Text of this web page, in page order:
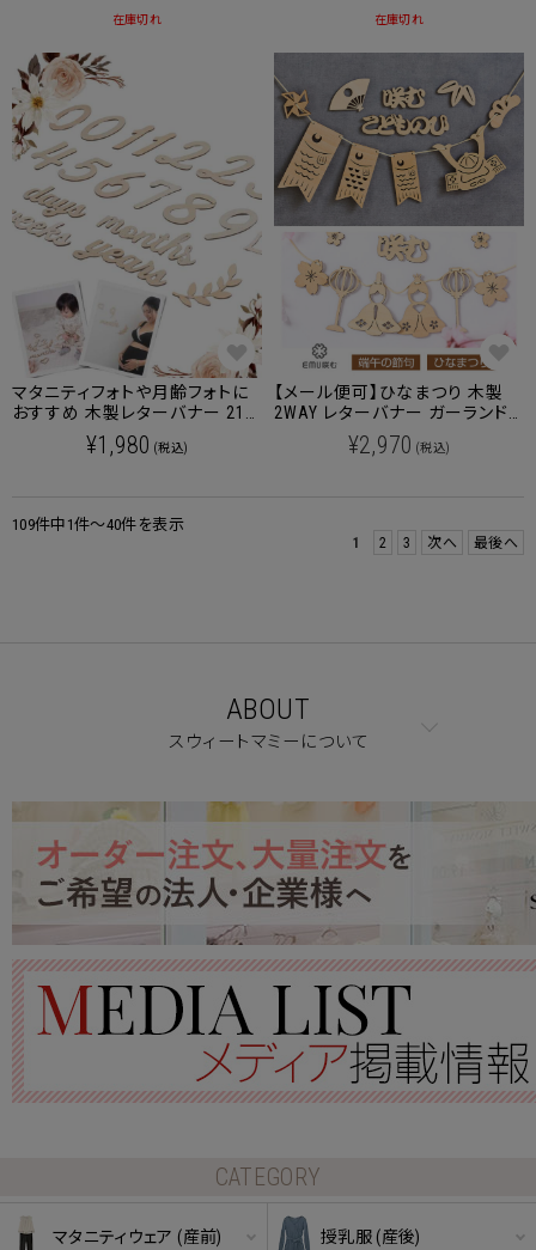
在庫切れ 在庫切れ
マタニティフォトや月齢フォトに
おすすめ 木製レターバナー 21
¥1,980 (税込)
【メール便可】ひなまつり 木製
2WAY レターバナー ガーランド
emu 咲む 端午の節句 [M便 6/6]
¥2,970 (税込)
109件中1件～40件を表示
1 2 3 次へ 最後へ
ABOUT
スウィートマミーについて
CATEGORY
マタニティウェア (産前) 授乳服 (産後)